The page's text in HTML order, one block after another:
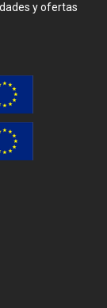
y ofertas